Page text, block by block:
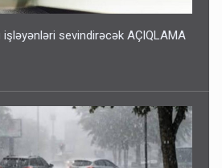
sevindirəcək AÇIQLAMA